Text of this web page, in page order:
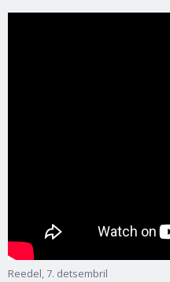
Reedel, 7. detsembril